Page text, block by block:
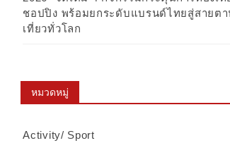
ชอปปิง พร้อมยกระดับแบรนด์ไทยสู่สายตา
เที่ยวทั่วโลก
หมวดหมู่
Activity/ Sport